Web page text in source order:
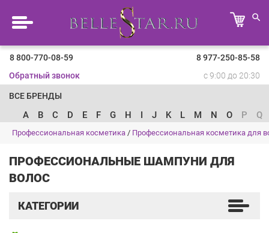
8 800-770-08-59
8 977-250-85-58
Обратный звонок
с 9:00 до 20:30
ВСЕ БРЕНДЫ
A B C D E F G H I J K L M N O P Q
Профессиональная косметика / Профессиональная косметика для
ПРОФЕССИОНАЛЬНЫЕ ШАМПУНИ ДЛЯ
ВОЛОС
КАТЕГОРИИ